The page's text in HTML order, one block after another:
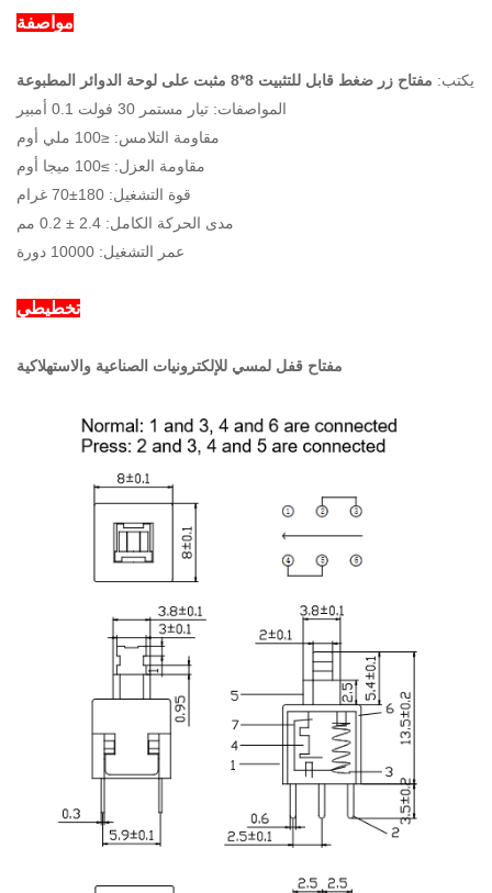
مواصفة
يكتب: مفتاح زر ضغط قابل للتثبيت 8*8 مثبت على لوحة الدوائر المطبوعة
المواصفات: تيار مستمر 30 فولت 0.1 أمبير
مقاومة التلامس: ≤100 ملي أوم
مقاومة العزل: ≥100 ميجا أوم
قوة التشغيل: 180±70 غرام
مدى الحركة الكامل: 2.4 ± 0.2 مم
عمر التشغيل: 10000 دورة
تخطيطي
مفتاح قفل لمسي للإلكترونيات الصناعية والاستهلاكية